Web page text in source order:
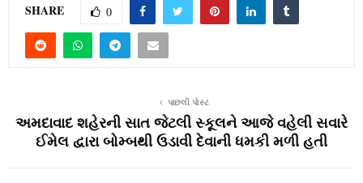
SHARE 0
પાછલી પોસ્ટ
અમદાવાદ શહેરની સાત જેટલી સ્‍કૂલને આજે વહેલી સવારે
ઈમેલ દ્વારા બોમ્‍બથી ઉડાવી દેવાની ધમકી મળી હતી